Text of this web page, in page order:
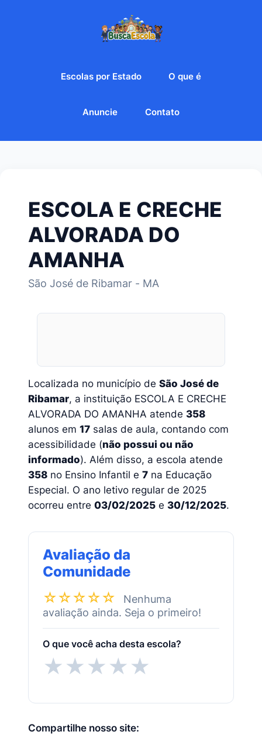
Escolas por Estado O que é
Anuncie Contato
ESCOLA E CRECHE
ALVORADA DO
AMANHA
São José de Ribamar - MA
Localizada no município de São José de
Ribamar, a instituição ESCOLA E CRECHE
ALVORADA DO AMANHA atende 358
alunos em 17 salas de aula, contando com
acessibilidade (não possui ou não
informado). Além disso, a escola atende
358 no Ensino Infantil e 7 na Educação
Especial. O ano letivo regular de 2025
ocorreu entre 03/02/2025 e 30/12/2025.
Avaliação da
Comunidade
☆☆☆☆☆
Nenhuma
avaliação ainda. Seja o primeiro!
O que você acha desta escola?
★★★★★
Compartilhe nosso site: